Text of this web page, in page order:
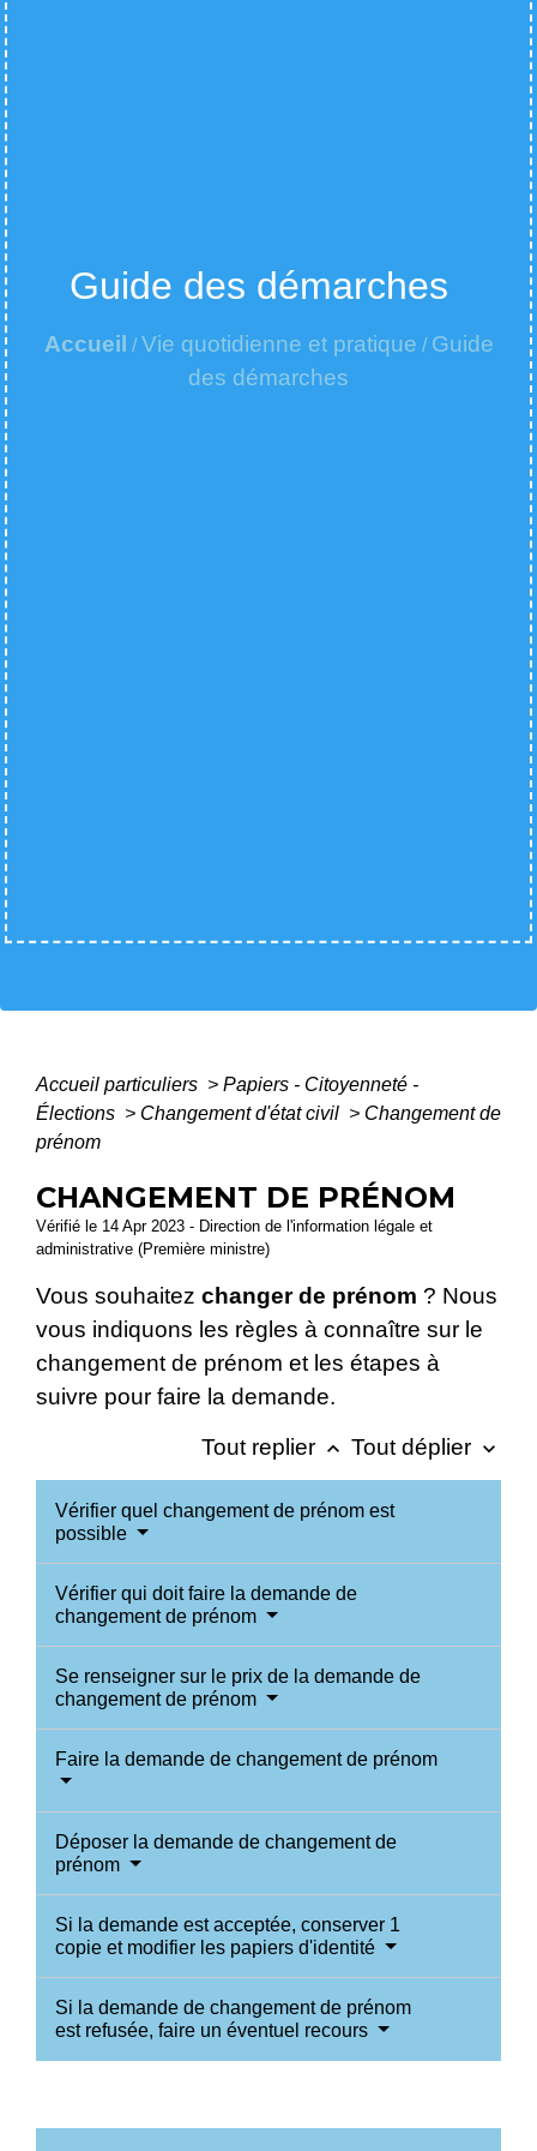
Guide des démarches
Accueil /Vie quotidienne et pratique / Guide
des démarches
Accueil particuliers > Papiers - Citoyenneté -
Élections > Changement d'état civil > Changement de
prénom
CHANGEMENT DE PRÉNOM
Vérifié le 14 Apr 2023 - Direction de l'information légale et
administrative (Première ministre)
Vous souhaitez changer de prénom ? Nous
vous indiquons les règles à connaître sur le
changement de prénom et les étapes à
suivre pour faire la demande.
Tout replier keyboard_arrow_up Tout déplier keyboard_arrow_down
Vérifier quel changement de prénom est
possible
Vérifier qui doit faire la demande de
changement de prénom
Se renseigner sur le prix de la demande de
changement de prénom
Faire la demande de changement de prénom
Déposer la demande de changement de
prénom
Si la demande est acceptée, conserver 1
copie et modifier les papiers d'identité
Si la demande de changement de prénom
est refusée, faire un éventuel recours